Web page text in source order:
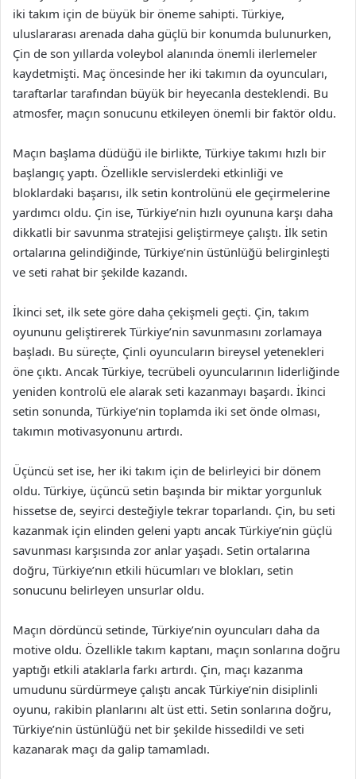
iki takım için de büyük bir öneme sahipti. Türkiye,
uluslararası arenada daha güçlü bir konumda bulunurken,
Çin de son yıllarda voleybol alanında önemli ilerlemeler
kaydetmişti. Maç öncesinde her iki takımın da oyuncuları,
taraftarlar tarafından büyük bir heyecanla desteklendi. Bu
atmosfer, maçın sonucunu etkileyen önemli bir faktör oldu.
Maçın başlama düdüğü ile birlikte, Türkiye takımı hızlı bir
başlangıç yaptı. Özellikle servislerdeki etkinliği ve
bloklardaki başarısı, ilk setin kontrolünü ele geçirmelerine
yardımcı oldu. Çin ise, Türkiye’nin hızlı oyununa karşı daha
dikkatli bir savunma stratejisi geliştirmeye çalıştı. İlk setin
ortalarına gelindiğinde, Türkiye’nin üstünlüğü belirginleşti
ve seti rahat bir şekilde kazandı.
İkinci set, ilk sete göre daha çekişmeli geçti. Çin, takım
oyununu geliştirerek Türkiye’nin savunmasını zorlamaya
başladı. Bu süreçte, Çinli oyuncuların bireysel yetenekleri
öne çıktı. Ancak Türkiye, tecrübeli oyuncularının liderliğinde
yeniden kontrolü ele alarak seti kazanmayı başardı. İkinci
setin sonunda, Türkiye’nin toplamda iki set önde olması,
takımın motivasyonunu artırdı.
Üçüncü set ise, her iki takım için de belirleyici bir dönem
oldu. Türkiye, üçüncü setin başında bir miktar yorgunluk
hissetse de, seyirci desteğiyle tekrar toparlandı. Çin, bu seti
kazanmak için elinden geleni yaptı ancak Türkiye’nin güçlü
savunması karşısında zor anlar yaşadı. Setin ortalarına
doğru, Türkiye’nın etkili hücumları ve blokları, setin
sonucunu belirleyen unsurlar oldu.
Maçın dördüncü setinde, Türkiye’nin oyuncuları daha da
motive oldu. Özellikle takım kaptanı, maçın sonlarına doğru
yaptığı etkili ataklarla farkı artırdı. Çin, maçı kazanma
umudunu sürdürmeye çalıştı ancak Türkiye’nin disiplinli
oyunu, rakibin planlarını alt üst etti. Setin sonlarına doğru,
Türkiye’nin üstünlüğü net bir şekilde hissedildi ve seti
kazanarak maçı da galip tamamladı.